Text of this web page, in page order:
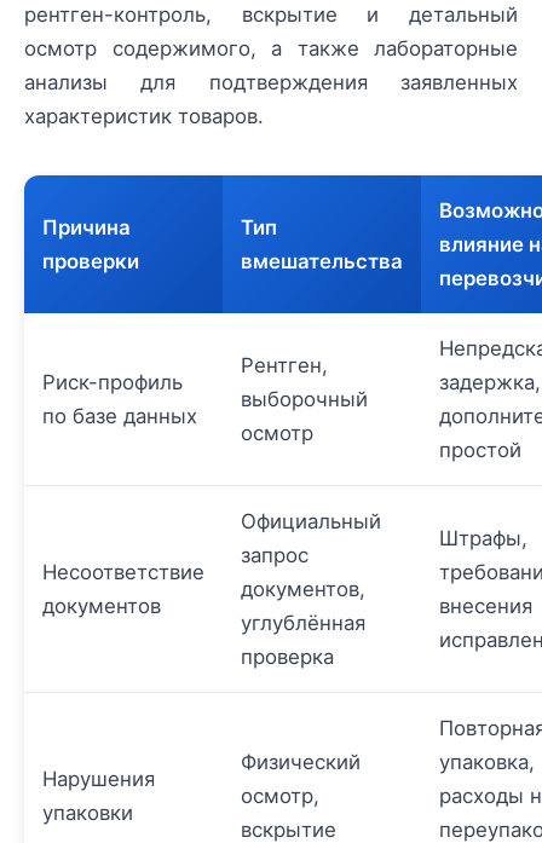
рентген-контроль, вскрытие и детальный
осмотр содержимого, а также лабораторные
анализы для подтверждения заявленных
характеристик товаров.
Причина
проверки
Тип
вмешательства
влияние
Риск-профиль
по базе данных
Рентген,
выборочный
осмотр
задержка,
простой
Несоответствие
документов
Официальный
запрос
документов,
углублённая
проверка
Штрафы,
внесения
Нарушения
упаковки
Физический
осмотр,
вскрытие
упаковка,
расходы